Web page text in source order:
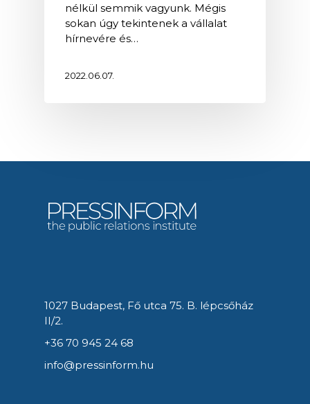
nélkül semmik vagyunk. Mégis
sokan úgy tekintenek a vállalat
hírnevére és…
2022.06.07.
1027 Budapest, Fő utca 75. B. lépcsőház
II/2.
+36 70 945 24 68
info@pressinform.hu